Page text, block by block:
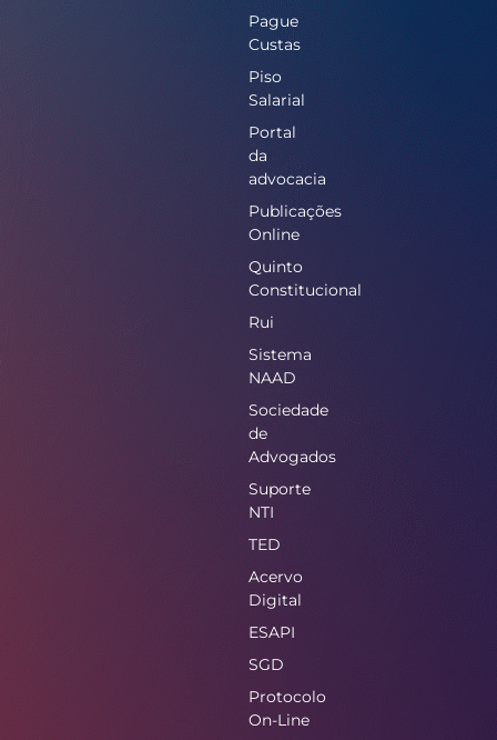
Pague
Custas
Piso
Salarial
Portal
da
advocacia
Publicações
Online
Quinto
Constitucional
Rui
Sistema
NAAD
Sociedade
de
Advogados
Suporte
NTI
TED
Acervo
Digital
ESAPI
SGD
Protocolo
On-Line